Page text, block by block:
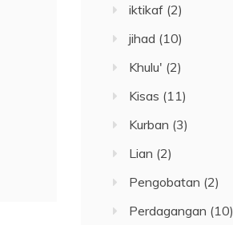
iktikaf (2)
jihad (10)
Khulu' (2)
Kisas (11)
Kurban (3)
Lian (2)
Pengobatan (2)
Perdagangan (10)